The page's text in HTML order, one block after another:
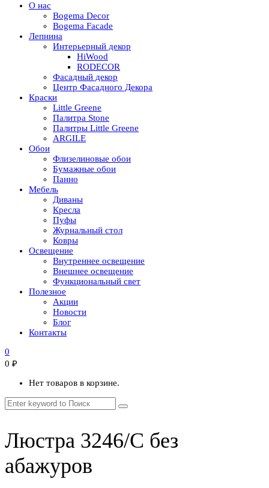
О нас
Bogema Decor
Bogema Facade
Лепнина
Интерьерный декор
HiWood
RODECOR
Фасадный декор
Центр Фасадного Декора
Краски
Little Greene
Палитра Stone
Палитры Little Greene
ARGILE
Обои
Флизелиновые обои
Бумажные обои
Панно
Мебель
Диваны
Кресла
Пуфы
Журнальный стол
Ковры
Освещение
Внутреннее освещение
Внешнее освещение
Функциональный свет
Полезное
Акции
Новости
Блог
Контакты
0
0 ₽
Нет товаров в корзине.
Люстра 3246/C без
абажуров